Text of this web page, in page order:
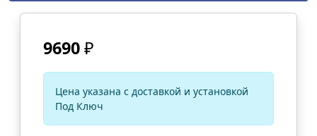
9690₽
Цена указана с доставкой и установкой
Под Ключ